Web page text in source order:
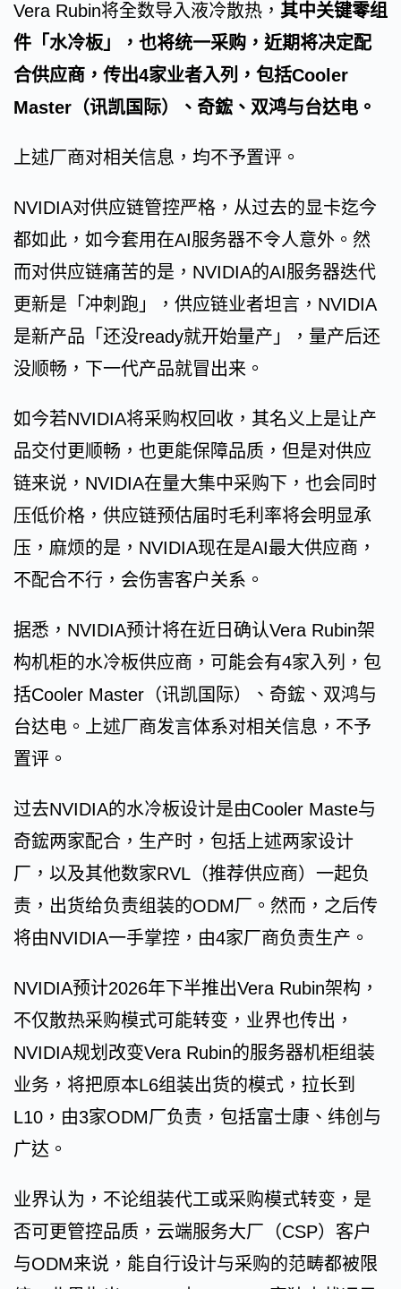
Vera Rubin将全数导入液冷散热， 其中关键零组
件「水冷板」，也将统一采购，近期将决定配
合供应商，传出4家业者入列，包括Cooler
Master（讯凯国际）、奇鋐、双鸿与台达电。
上述厂商对相关信息，均不予置评。
NVIDIA对供应链管控严格，从过去的显卡迄今
都如此，如今套用在AI服务器不令人意外。然
而对供应链痛苦的是，NVIDIA的AI服务器迭代
更新是「冲刺跑」，供应链业者坦言，NVIDIA
是新产品「还没ready就开始量产」，量产后还
没顺畅，下一代产品就冒出来。
如今若NVIDIA将采购权回收，其名义上是让产
品交付更顺畅，也更能保障品质，但是对供应
链来说，NVIDIA在量大集中采购下，也会同时
压低价格，供应链预估届时毛利率将会明显承
压，麻烦的是，NVIDIA现在是AI最大供应商，
不配合不行，会伤害客户关系。
据悉，NVIDIA预计将在近日确认Vera Rubin架
构机柜的水冷板供应商，可能会有4家入列，包
括Cooler Master（讯凯国际）、奇鋐、双鸿与
台达电。上述厂商发言体系对相关信息，不予
置评。
过去NVIDIA的水冷板设计是由Cooler Maste与
奇鋐两家配合，生产时，包括上述两家设计
厂，以及其他数家RVL（推荐供应商）一起负
责，出货给负责组装的ODM厂。然而，之后传
将由NVIDIA一手掌控，由4家厂商负责生产。
NVIDIA预计2026年下半推出Vera Rubin架构，
不仅散热采购模式可能转变，业界也传出，
NVIDIA规划改变Vera Rubin的服务器机柜组装
业务，将把原本L6组装出货的模式，拉长到
L10，由3家ODM厂负责，包括富士康、纬创与
广达。
业界认为，不论组装代工或采购模式转变，是
否可更管控品质，云端服务大厂（CSP）客户
与ODM来说，能自行设计与采购的范畴都被限